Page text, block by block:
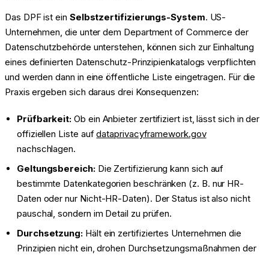
Das DPF ist ein Selbstzertifizierungs-System. US-
Unternehmen, die unter dem Department of Commerce der
Datenschutzbehörde unterstehen, können sich zur Einhaltung
eines definierten Datenschutz-Prinzipienkatalogs verpflichten
und werden dann in eine öffentliche Liste eingetragen. Für die
Praxis ergeben sich daraus drei Konsequenzen:
Prüfbarkeit: Ob ein Anbieter zertifiziert ist, lässt sich in der
offiziellen Liste aufdataprivacyframework.gov
nachschlagen.
Geltungsbereich:Die Zertifizierung kann sich auf
bestimmte Datenkategorien beschränken (z. B. nur HR-
Daten oder nur Nicht-HR-Daten). Der Status ist also nicht
pauschal, sondern im Detail zu prüfen.
Durchsetzung: Hält ein zertifiziertes Unternehmen die
Prinzipien nicht ein, drohen Durchsetzungsmaßnahmen der